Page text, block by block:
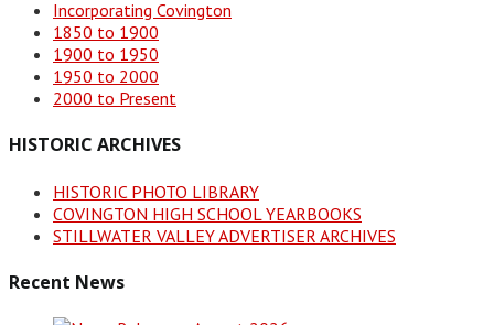
Incorporating Covington
1850 to 1900
1900 to 1950
1950 to 2000
2000 to Present
HISTORIC ARCHIVES
HISTORIC PHOTO LIBRARY
COVINGTON HIGH SCHOOL YEARBOOKS
STILLWATER VALLEY ADVERTISER ARCHIVES
Recent News